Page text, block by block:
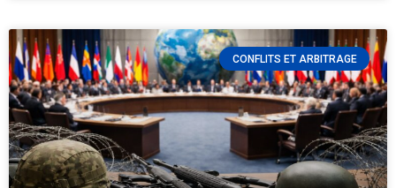
CONFLITS ET ARBITRAGE